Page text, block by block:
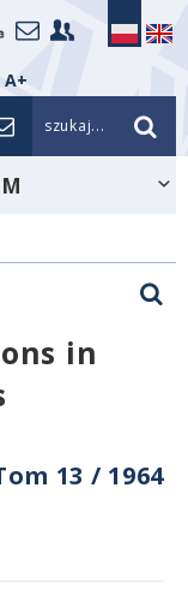
szukaj...
in
13 / 1964